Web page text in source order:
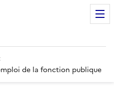
de la fonction publique